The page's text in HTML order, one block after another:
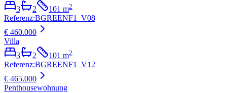
3
2 101 m2
Referenz:BGREENF1_V08
€ 460.000
Villa
3
2 101 m2
Referenz:BGREENF1_V12
€ 465.000
Penthousewohnung